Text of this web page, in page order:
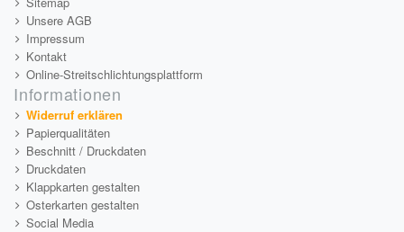
Unsere AGB
Impressum
Kontakt
Online-Streitschlichtungsplattform
Informationen
Widerruf erklären
Papierqualitäten
Beschnitt / Druckdaten
Druckdaten
Klappkarten gestalten
Osterkarten gestalten
Social Media